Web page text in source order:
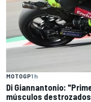
MOTOGP1 h
Di Giannantonio:
músculos